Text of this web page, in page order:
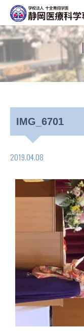
IMG_6701
2019.04.08